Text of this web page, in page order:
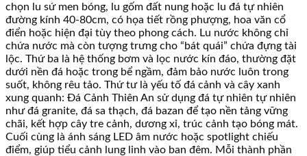
chọn lu sứ men bóng, lu gốm đất nung hoặc lu đá tự nhiên
đường kính 40-80cm, có họa tiết rồng phượng, hoa văn cổ
điển hoặc hiện đại tùy theo phong cách. Lu nước không chỉ
chứa nước mà còn tượng trưng cho “bát quái” chứa đựng tài
lộc. Thứ ba là hệ thống bơm và lọc nước kín đáo, thường đặt
dưới nền đá hoặc trong bể ngầm, đảm bảo nước luôn trong
suốt, không rêu tảo. Thứ tư là yếu tố đá cảnh và cây xanh
xung quanh: Đá Cảnh Thiên An sử dụng đá tự nhiên tự nhiên
như đá granite, đá sa thạch, đá bazan để tạo nền tảng vững
chãi, kết hợp cây tre cảnh, dương xỉ, trúc cảnh tạo bóng mát.
Cuối cùng là ánh sáng LED âm nước hoặc spotlight chiếu
điểm, giúp tiểu cảnh lung linh vào ban đêm. Mỗi thành phần